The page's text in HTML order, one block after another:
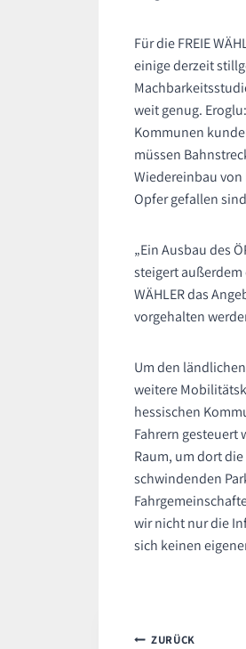
Für die FREIE
einige derzeit
weit genug.
Kommunen
müssen
Wiedereinbau
Opfer gefallen
„Ein Ausbau des
steigert außerdem
WÄHLER das
vorgehalten
Um den
weitere
hessischen
Fahrern gesteuert
Raum, um dort
schwindenden
wir nicht nur die
sich keinen
ZURÜCK